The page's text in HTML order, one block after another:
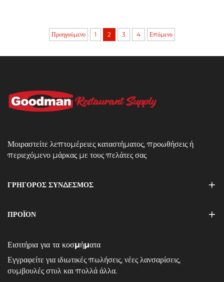
Προηγούμενο 1 2 3 4 Επόμενο
Μοιραστείτε λεπτομέρειες καταστήματος, προωθήσεις ή
περιεχόμενο μάρκας με τους πελάτες σας
ΓΡΗΓΟΡΟΣ ΣΥΝΔΕΣΜΟΣ
ΠΡΟΪΌΝ
Εισιτήρια για τα κοσμήματα
Εγγραφείτε για ιδιωτικές πωλήσεις, νέες λανσαρίσεις,
συμβουλές στυλ και πολλά άλλα.